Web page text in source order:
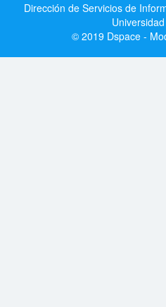
Dirección de Servicios de
© 2019 Dspace -